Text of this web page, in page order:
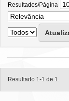
Resultados/Página
Resultado 1-1 de 1.